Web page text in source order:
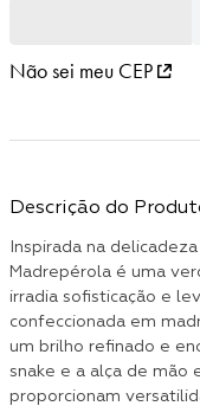
Não sei meu CEP
Descrição do
Inspirada na
Madrepérola é uma
irradia sofisticação e
confeccionada em
um brilho refinado e
snake e a alça de mão
proporcionam